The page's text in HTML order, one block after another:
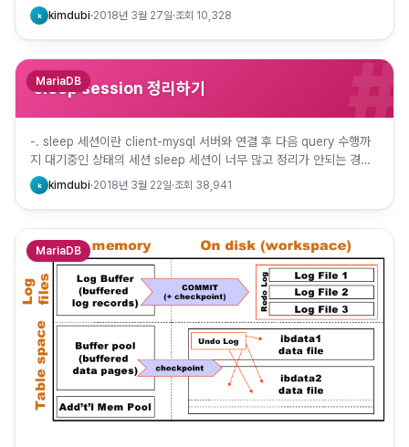
데이터베이스에 접근할 수 있음 서비스 운영을 위해 여러 …
k kimdubi·2018년 3월 27일·조회 10,328
sleep session 정리하기 #
MariaDB
-. sleep 세션이란 client-mysql 서버와 연결 후 다음 query 수행까
지 대기중인 상태의 세션 sleep 세션이 너무 많고 정리가 안되는 경우
connection full 로 인해 …
k kimdubi·2018년 3월 22일·조회 38,941
MariaDB